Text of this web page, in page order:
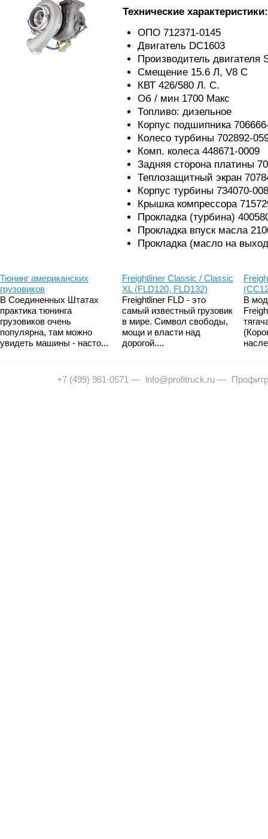
Технические характеристики:
ОПО 712371-0145
Двигатель DC1603
Производитель двигателя
Смещение 15.6 Л, V8 С
КВТ 426/580 Л. С.
Об / мин 1700 Макс
Топливо: дизельное
Корпус подшипника
Колесо турбины 702892-
Комп. колеса 448671-0009
Задняя сторона платины
Теплозащитный экран
Корпус турбины 734070-
Крышка компрессора
Прокладка (турбина)
Прокладка впуск масла
Прокладка (масло на
Тюнинг американских
грузовиков
В Соединенных Штатах
практика тюнинга
грузовиков очень
популярна, там можно
увидеть машины - насто...
Freightliner Classic / Classic
XL (FLD120, FLD132)
Freightliner FLD - это
самый известный грузовик
в мире. Символ свободы,
мощи и власти над
дорогой....
В
+7 (499) 961-0571 — info@profitruck.ru —